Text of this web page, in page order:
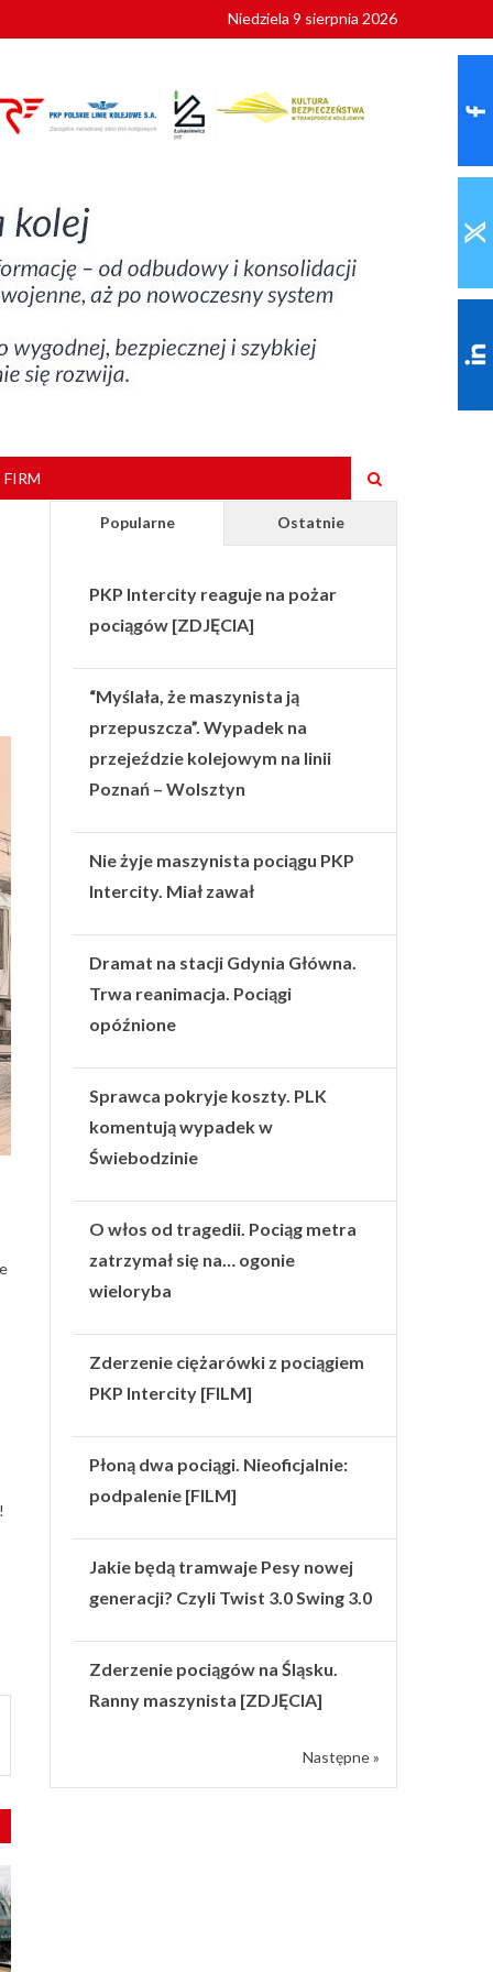
Niedziela 9 sierpnia 2026
Popularne Ostatnie
PKP Intercity reaguje na pożar
pociągów [ZDJĘCIA]
“Myślała, że maszynista ją
przepuszcza”. Wypadek na
przejeździe kolejowym na linii
Poznań – Wolsztyn
Nie żyje maszynista pociągu PKP
Intercity. Miał zawał
Dramat na stacji Gdynia Główna.
Trwa reanimacja. Pociągi
opóźnione
Sprawca pokryje koszty. PLK
komentują wypadek w
Świebodzinie
O włos od tragedii. Pociąg metra
zatrzymał się na… ogonie
wieloryba
Zderzenie ciężarówki z pociągiem
PKP Intercity [FILM]
Płoną dwa pociągi. Nieoficjalnie:
podpalenie [FILM]
Jakie będą tramwaje Pesy nowej
generacji? Czyli Twist 3.0 Swing 3.0
Zderzenie pociągów na Śląsku.
Ranny maszynista [ZDJĘCIA]
Następne »